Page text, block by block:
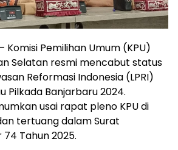
Komisi Pemilihan Umum (KPU)
Selatan resmi mencabut status
Reformasi Indonesia (LPRI)
Pilkada Banjarbaru 2024.
usai rapat pleno KPU di
tertuang dalam Surat
Tahun 2025.